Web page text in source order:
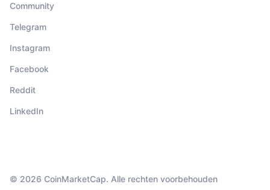
Community
Telegram
Instagram
Facebook
Reddit
LinkedIn
© 2026 CoinMarketCap. Alle rechten voorbehouden